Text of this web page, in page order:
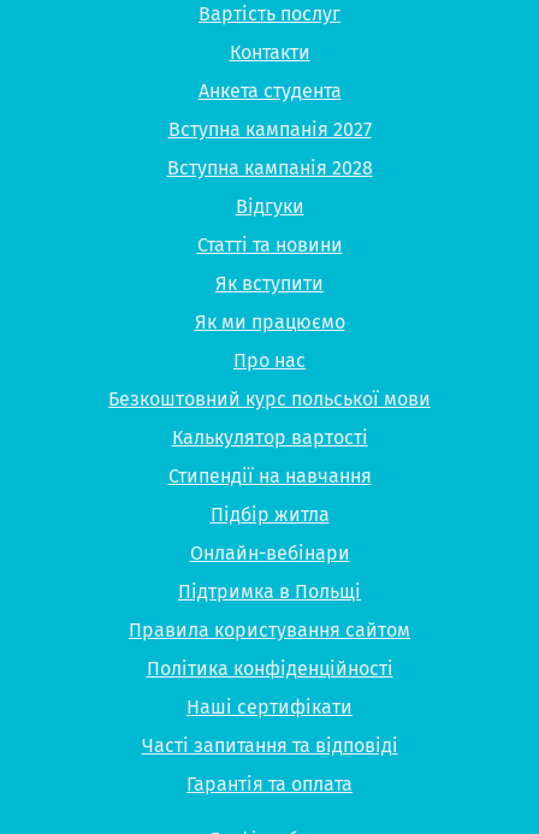
Вартість послуг
Контакти
Анкета студента
Вступна кампанія 2027
Вступна кампанія 2028
Відгуки
Статті та новини
Як вступити
Як ми працюємо
Про нас
Безкоштовний курс польської мови
Калькулятор вартості
Стипендії на навчання
Підбір житла
Онлайн-вебінари
Підтримка в Польщі
Правила користування сайтом
Політика конфіденційності
Наші сертифікати
Часті запитання та відповіді
Гарантія та оплата